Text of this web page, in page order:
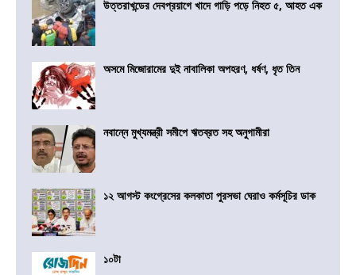
উত্তরাখন্ডের দেবপ্রয়াগে খাদে গাড়ি পড়ে নিহত ৫, আহত এক
অসমে মিজোরামের দুই নাবালিকা অপহরণ, ধর্ষণ, ধৃত তিন
নবান্নে মুখ্যমন্ত্রী সমীপে ঋতব্রত সহ অনুগামীরা
১২ আগস্ট কংগ্রেসের কলকাতা পুরসভা ঘেরাও কর্মসূচির ডাক
১০টা